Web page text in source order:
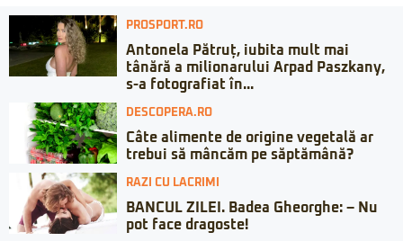
PROSPORT.RO
Antonela Pătruț, iubita mult mai
tânără a milionarului Arpad Paszkany,
s-a fotografiat în...
DESCOPERA.RO
Câte alimente de origine vegetală ar
trebui să mâncăm pe săptămână?
RAZI CU LACRIMI
BANCUL ZILEI. Badea Gheorghe: – Nu
pot face dragoste!